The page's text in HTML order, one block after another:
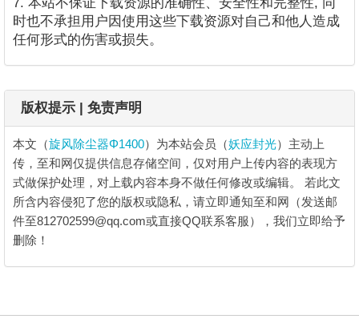
时也不承担用户因使用这些下载资源对自己和他人造成
任何形式的伤害或损失。
版权提示 | 免责声明
本文（旋风除尘器Φ1400）为本站会员（妖应封光）主动上
传，至和网仅提供信息存储空间，仅对用户上传内容的表现方
式做保护处理，对上载内容本身不做任何修改或编辑。 若此文
所含内容侵犯了您的版权或隐私，请立即通知至和网（发送邮
件至812702599@qq.com或直接QQ联系客服），我们立即给予
删除！